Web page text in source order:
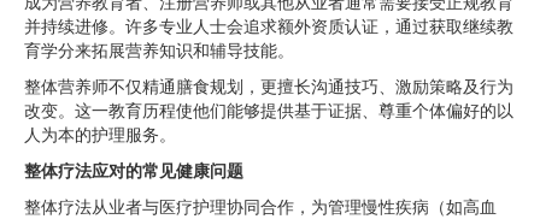
并持续进修。许多专业人士会追求额外资质认证，通过获取继续教
育学分来拓展营养知识和辅导技能。
整体营养师不仅精通膳食规划，更擅长沟通技巧、激励策略及行为
改变。这一教育历程使他们能够提供基于证据、尊重个体偏好的以
人为本的护理服务。
整体疗法应对的常见健康问题
整体疗法从业者与医疗护理协同合作，为管理慢性疾病（如高血